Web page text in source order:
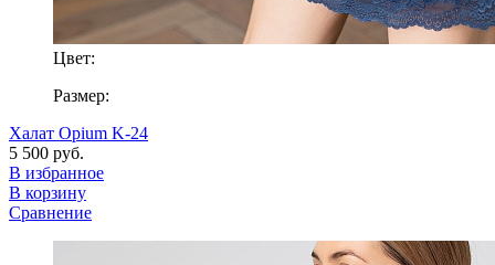
Цвет:
Размер:
Халат Opium K-24
5 500 руб.
В избранное
В корзину
Сравнение